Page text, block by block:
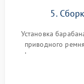
5.
Установка
приводного
фиксация всех
модулю